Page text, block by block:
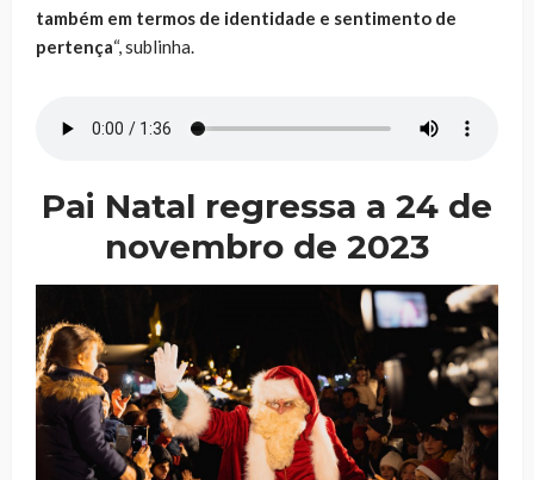
também em termos de identidade e sentimento de
pertença“, sublinha.
Pai Natal regressa a 24 de
novembro de 2023